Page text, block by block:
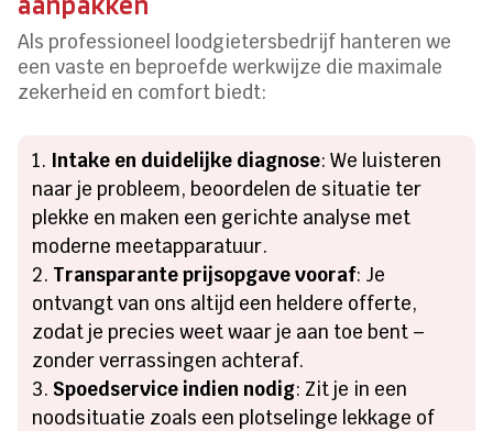
Als professioneel loodgietersbedrijf hanteren we
een vaste en beproefde werkwijze die maximale
zekerheid en comfort biedt:
Intake en duidelijke diagnose: We luisteren
naar je probleem, beoordelen de situatie ter
plekke en maken een gerichte analyse met
moderne meetapparatuur.
Transparante prijsopgave vooraf: Je
ontvangt van ons altijd een heldere offerte,
zodat je precies weet waar je aan toe bent –
zonder verrassingen achteraf.
Spoedservice indien nodig: Zit je in een
noodsituatie zoals een plotselinge lekkage of